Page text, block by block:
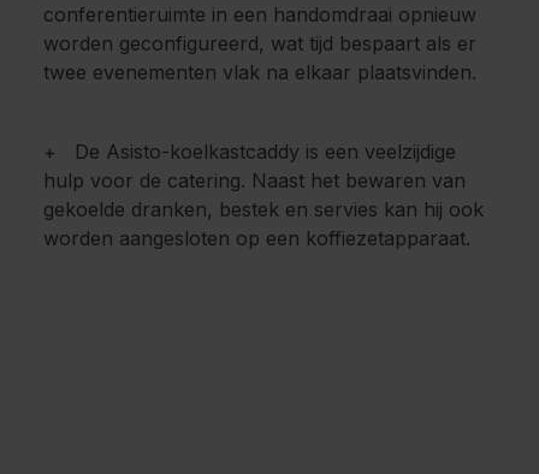
conferentieruimte in een handomdraai opnieuw
worden geconfigureerd, wat tijd bespaart als er
twee evenementen vlak na elkaar plaatsvinden.
+ De Asisto-koelkastcaddy is een veelzijdige
hulp voor de catering. Naast het bewaren van
gekoelde dranken, bestek en servies kan hij ook
worden aangesloten op een koffiezetapparaat.